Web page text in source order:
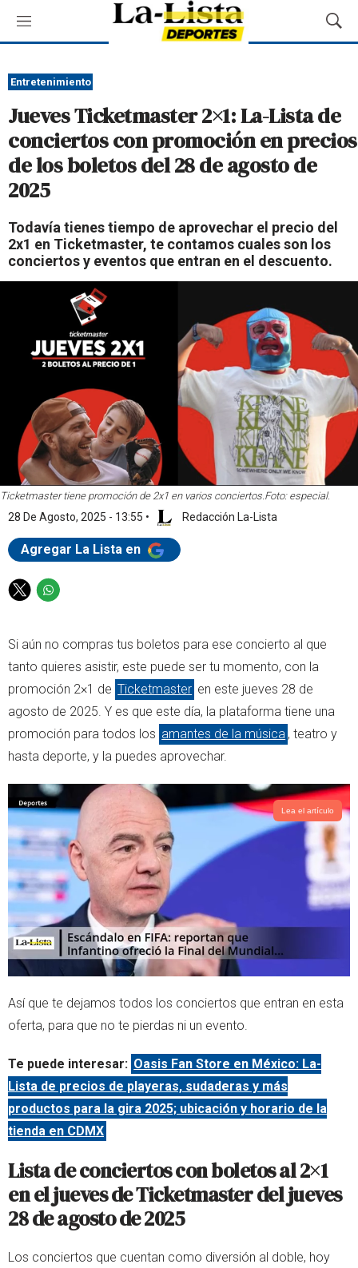
M
e
ú
M
o
a
r
B
e
Entretenimiento
Jueves Ticketmaster 2×1: La-Lista de
conciertos con promoción en precios
de los boletos del 28 de agosto de
2025
Todavía tienes tiempo de aprovechar el precio del
2x1 en Ticketmaster, te contamos cuales son los
conciertos y eventos que entran en el descuento.
Ticketmaster tiene promoción de 2x1 en varios conciertos.Foto: especial.
28 De Agosto, 2025 - 13:55 • Redacción La-Lista
Agregar La Lista en
T
t
t
r
W
t
s
p
p
Si aún no compras tus boletos para ese concierto al que
tanto quieres asistir, este puede ser tu momento, con la
promoción 2×1 de Ticketmaster en este jueves 28 de
agosto de 2025. Y es que este día, la plataforma tiene una
promoción para todos los amantes de la música , teatro y
hasta deporte, y la puedes aprovechar.
Lea el artículo
Así que te dejamos todos los conciertos que entran en esta
oferta, para que no te pierdas ni un evento.
Te puede interesar: Oasis Fan Store en México: La-
Lista de precios de playeras, sudaderas y más
productos para la gira 2025; ubicación y horario de la
tienda en CDMX
Lista de conciertos con boletos al 2×1
en el jueves de Ticketmaster del jueves
28 de agosto de 2025
Los conciertos que cuentan como diversión al doble, hoy